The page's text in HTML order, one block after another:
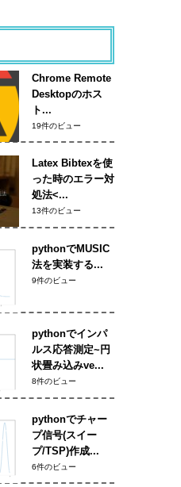
Chrome Remote
Desktopのホス
ト...
19件のビュー
Latex Bibtexを使
った時のエラー対
処法<...
13件のビュー
pythonでMUSIC
法を実装する...
9件のビュー
pythonでインパ
ルス応答測定~円
状畳み込みve...
8件のビュー
pythonでチャー
プ信号(スイー
プ/TSP)作成...
6件のビュー